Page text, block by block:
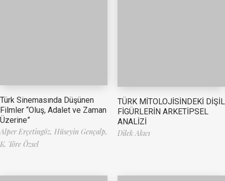
Türk Sinemasında Düşünen
Filmler “Oluş, Adalet ve Zaman
Üzerine”
Alper Erçetingöz, Hüseyin Gençalp,
K. Töre Özsel
TÜRK MİTOLOJİSİNDEKİ DİŞİL
FİGÜRLERİN ARKETİPSEL
ANALİZİ
Dilek Akıcı